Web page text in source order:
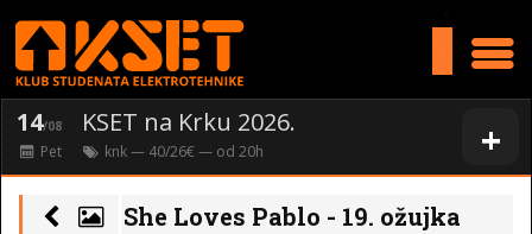
+
14/08 KSET na Krku 2026.
Pet knk— 40/26€ — od 20h
She Loves Pablo - 19. ožujka